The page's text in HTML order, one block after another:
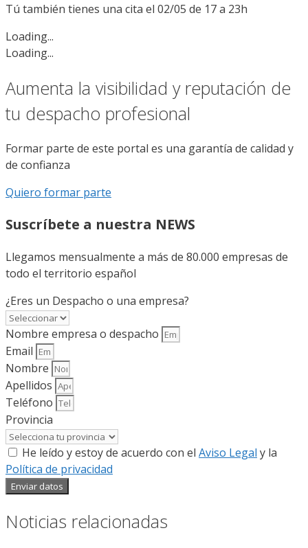
Tú también tienes una cita el 02/05 de 17 a 23h
Loading...
Loading...
Aumenta la visibilidad y reputación de
tu despacho profesional
Formar parte de este portal es una garantía de calidad y
de confianza
Quiero formar parte
Suscríbete a nuestra NEWS
Llegamos mensualmente a más de 80.000 empresas de
todo el territorio español
¿Eres un Despacho o una empresa?
Nombre empresa o despacho
Email
Nombre
Apellidos
Teléfono
Provincia
He leído y estoy de acuerdo con el Aviso Legal y la
Política de privacidad
Enviar datos
Noticias relacionadas